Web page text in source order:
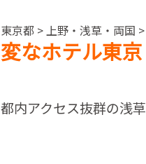
東京都 > 上野・浅草・両国
変なホテル東
都内アクセス抜群の浅